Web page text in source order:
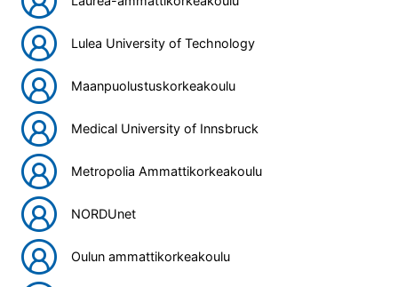
Lulea University of Technology
Maanpuolustuskorkeakoulu
Medical University of Innsbruck
Metropolia Ammattikorkeakoulu
NORDUnet
Oulun ammattikorkeakoulu